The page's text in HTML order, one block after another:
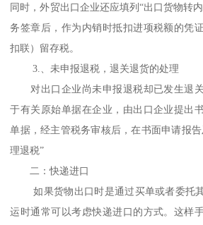
同时，外贸出口企业还应填列“出口货物转
务签章后，作为内销时抵扣进项税额的凭
扣联）留存税。
3.、未申报退税，退关退货的处理
对出口企业尚未申报退税却已发生退关
于有关原始单据在企业，由出口企业提出
单据，经主管税务审核后，在书面申请报
理退税”
二：快递进口
如果货物出口时是通过买单或者委托其
运时通常可以考虑快递进口的方式。这样